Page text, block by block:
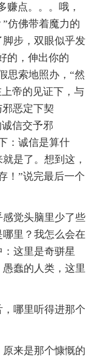
赚点。。。哦，
仿佛带着魔力的
步，双眼似乎发
的，伸出你的
思索地照办，“然
帝的见证下，与
恶定下契
信交予邪
：诚信是算什
是了。想到这，
！”说完最后一个
觉头脑里少了些
里？我怎么会在
这里是奇骈星
蠢的人类，这里
哪里听得进那个
来是那个慷慨的